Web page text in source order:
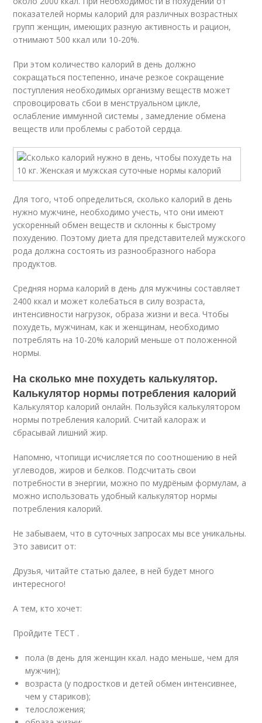
показателей нормы калорий для различных возрастных
групп женщин, имеющих разную активность и рацион,
отнимают 500 ккал или 10-20%.
При этом количество калорий в день должно
сокращаться постепенно, иначе резкое сокращение
поступления необходимых организму веществ может
спровоцировать сбои в менструальном цикле,
ослабление иммунной системы , замедление обмена
веществ или проблемы с работой сердца.
Для того, чтоб определиться, сколько калорий в день
нужно мужчине, необходимо учесть, что они имеют
ускоренный обмен веществ и склонны к быстрому
похудению. Поэтому диета для представителей мужского
рода должна состоять из разнообразного набора
продуктов.
Средняя норма калорий в день для мужчины составляет
2400 ккал и может колебаться в силу возраста,
интенсивности нагрузок, образа жизни и веса. Чтобы
похудеть, мужчинам, как и женщинам, необходимо
потреблять на 10-20% калорий меньше от положенной
нормы.
На сколько мне похудеть калькулятор.
Калькулятор нормы потребления калорий
Калькулятор калорий онлайн. Пользуйся калькулятором
нормы потребления калорий. Считай калораж и
сбрасывай лишний жир.
Напомню, чтопищи исчисляется по соотношению в ней
углеводов, жиров и белков. Подсчитать свои
потребности в энергии, можно по мудрёным формулам, а
можно использовать удобный калькулятор нормы
потребления калорий.
Не забываем, что в суточных запросах мы все уникальны.
Это зависит от:
Друзья, читайте статью далее, в ней будет много
интересного!
А тем, кто хочет:
Пройдите ТЕСТ .
пола (в день для женщин ккал. надо меньше, чем для
мужчин);
возраста (у подростков и детей обмен интенсивнее,
чем у стариков);
телосложения;